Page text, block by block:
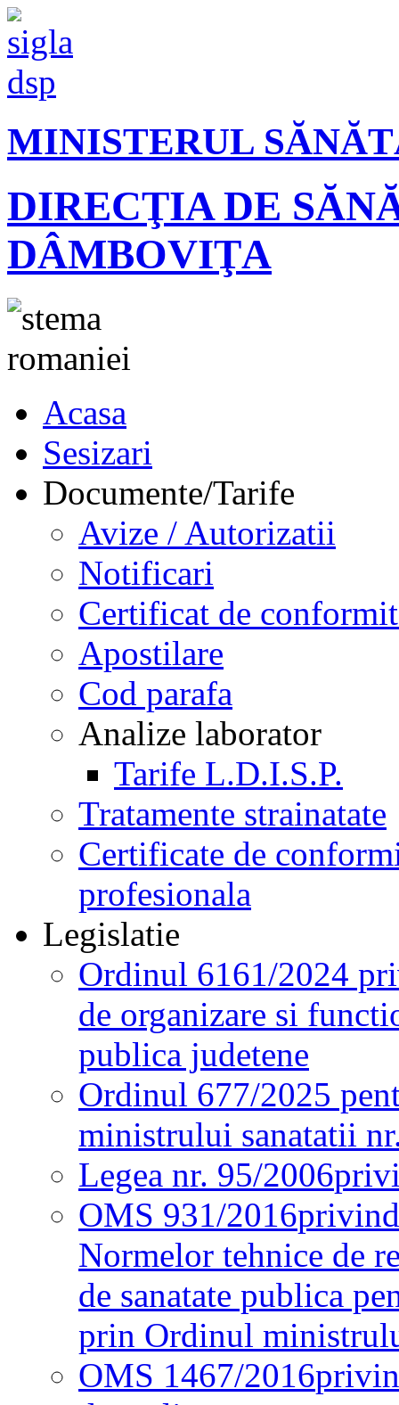
MINISTERUL
DIRECŢIA DE
DÂMBOVIŢA
Acasa
Sesizari
Documente/Tarife
Avize / Autorizatii
Notificari
Certificat de
Apostilare
Cod parafa
Analize laborator
Tarife L.D.I.S.P.
Tratamente strainatate
Certificate de
profesionala
Legislatie
Ordinul 6161/2024
de organizare si
publica judetene
Ordinul 677/2025
ministrului sanatatii
Legea nr. 95/2006
OMS 931/2016
Normelor tehnice de
de sanatate publica
prin Ordinul
OMS 1467/2016